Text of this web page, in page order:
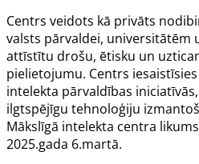
Centrs veidots kā privāts
valsts pārvaldei, universitātēm
attīstītu drošu, ētisku un
pielietojumu. Centrs
intelekta pārvaldības
ilgtspējīgu tehnoloģiju
Mākslīgā intelekta centra
2025.gada 6.martā.